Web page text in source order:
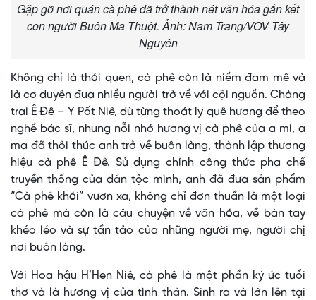
Gặp gỡ nơi quán cà phê đã trở thành nét văn hóa gắn kết
con người Buôn Ma Thuột. Ảnh: Nam Trang/VOV Tây
Nguyên
Không chỉ là thói quen, cà phê còn là niềm đam mê và
là cơ duyên đưa nhiều người trở về với cội nguồn. Chàng
trai Ê Đê – Y Pốt Niê, dù từng thoát ly quê hương để theo
nghề bác sĩ, nhưng nỗi nhớ hương vị cà phê của a mí, a
ma đã thôi thúc anh trở về buôn làng, thành lập thương
hiệu cà phê Ê Đê. Sử dụng chính công thức pha chế
truyền thống của dân tộc mình, anh đã đưa sản phẩm
“Cà phê khói” vươn xa, không chỉ đơn thuần là một loại
cà phê mà còn là câu chuyện về văn hóa, về bàn tay
khéo léo và sự tần tảo của những người mẹ, người chị
nơi buôn làng.
Với Hoa hậu H’Hen Niê, cà phê là một phần ký ức tuổi
thơ và là hương vị của tình thân. Sinh ra và lớn lên tại